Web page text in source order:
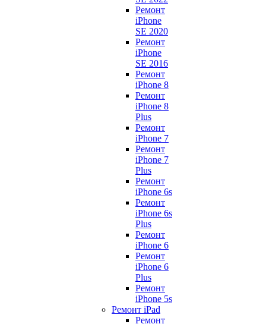
Ремонт
iPhone
SE 2020
Ремонт
iPhone
SE 2016
Ремонт
iPhone 8
Ремонт
iPhone 8
Plus
Ремонт
iPhone 7
Ремонт
iPhone 7
Plus
Ремонт
iPhone 6s
Ремонт
iPhone 6s
Plus
Ремонт
iPhone 6
Ремонт
iPhone 6
Plus
Ремонт
iPhone 5s
Ремонт iPad
Ремонт